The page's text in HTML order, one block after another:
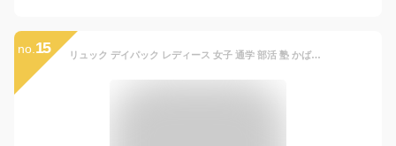
no. 15 リュック デイパック レディース 女子 通学 部活 塾 かばん A4対応 大容量 2層 フロントポケット メッシュポケット 通勤 通学 旅行 大人 大学生 高校生 中学生 リュックサック バックパック メンズ 男子 ブランド 人気 おしゃれ かわいい 可愛い かばん カバン 黒